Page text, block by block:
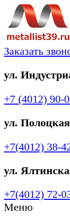
Заказать
ул.
+7 (4012) 90-
ул.
+7(4012) 38-
ул.
+7(4012) 72-
Меню